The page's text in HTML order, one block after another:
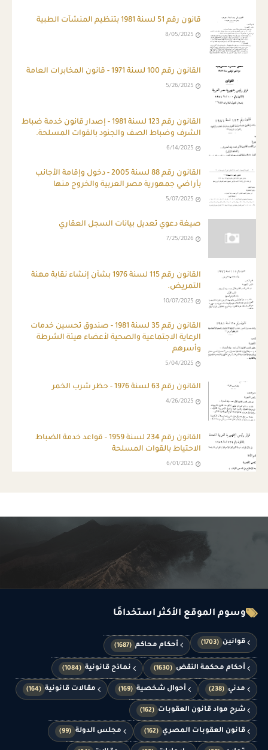
قانون رقم 51 لسنة 1981 بتنظيم المنشآت الطبية
8/05/2025
القانون رقم 100 لسنة 1971 - قانون المخابرات العامة
5/26/2025
ِالقانون رقم 123 لسنة 1981 - إصدار قانون خدمة ضباط
الشرف وضباط الصف والجنود بالقوات المسلحة.
6/14/2025
القانون رقم 88 لسنة 2005 - دخول وإقامة الأجانب
بأراضي جمهورية مصر العربية والخروج منها
5/07/2025
صيغة دعوي تعديل بيانات السجل العقاري
7/25/2026
القانون رقم 115 لسنة 1976 بشأن إنشاء نقابة مهنة
التمريض.
10/07/2025
القانون رقم 35 لسنة 1981 - صندوق تحسين خدمات
الرعاية الاجتماعية والصحية لأعضاء هيئة الشرطة
وأسرهم
5/04/2025
القانون رقم 63 لسنة 1976 - حظر شرب الخمر
4/26/2025
القانون رقم 234 لسنة 1959 - قواعد خدمة الضباط
الاحتياط بالقوات المسلحة
6/01/2025
وسوم الموقع الأكثر استخدامًا
قوانين (1703) أحكام محاكم (1687)
أحكام محكمة النقض (1630) نماذج قانونية (1084)
مدني (238) أحوال شخصية (169) مقالات قانونية (164)
شرح مواد قانون العقوبات (162)
قانون العقوبات المصري (162) مجلس الدولة (99)